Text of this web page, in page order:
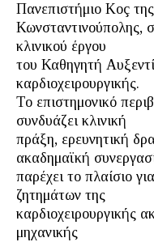
Πανεπιστήμιο Koç της
Κωνσταντινούπολης,
κλινικού έργου
του Καθηγητή
καρδιοχειρουργικής.
Το επιστημονικό
συνδυάζει κλινική
πράξη, ερευνητική
ακαδημαϊκή
παρέχει το πλαίσιο
ζητημάτων της
καρδιοχειρουργικής
μηχανικής